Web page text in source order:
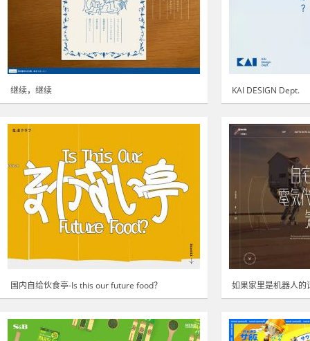
继续，继续 KAI DESIGN Dept.
国内自给伙食亭-Is this our future food？ 如果家里是机器人